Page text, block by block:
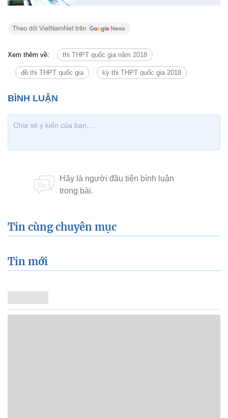
Xem thêm về: thi THPT quốc gia năm 2018
đề thi THPT quốc gia kỳ thi THPT quốc gia 2018
Tin cùng chuyên mục
Tin mới